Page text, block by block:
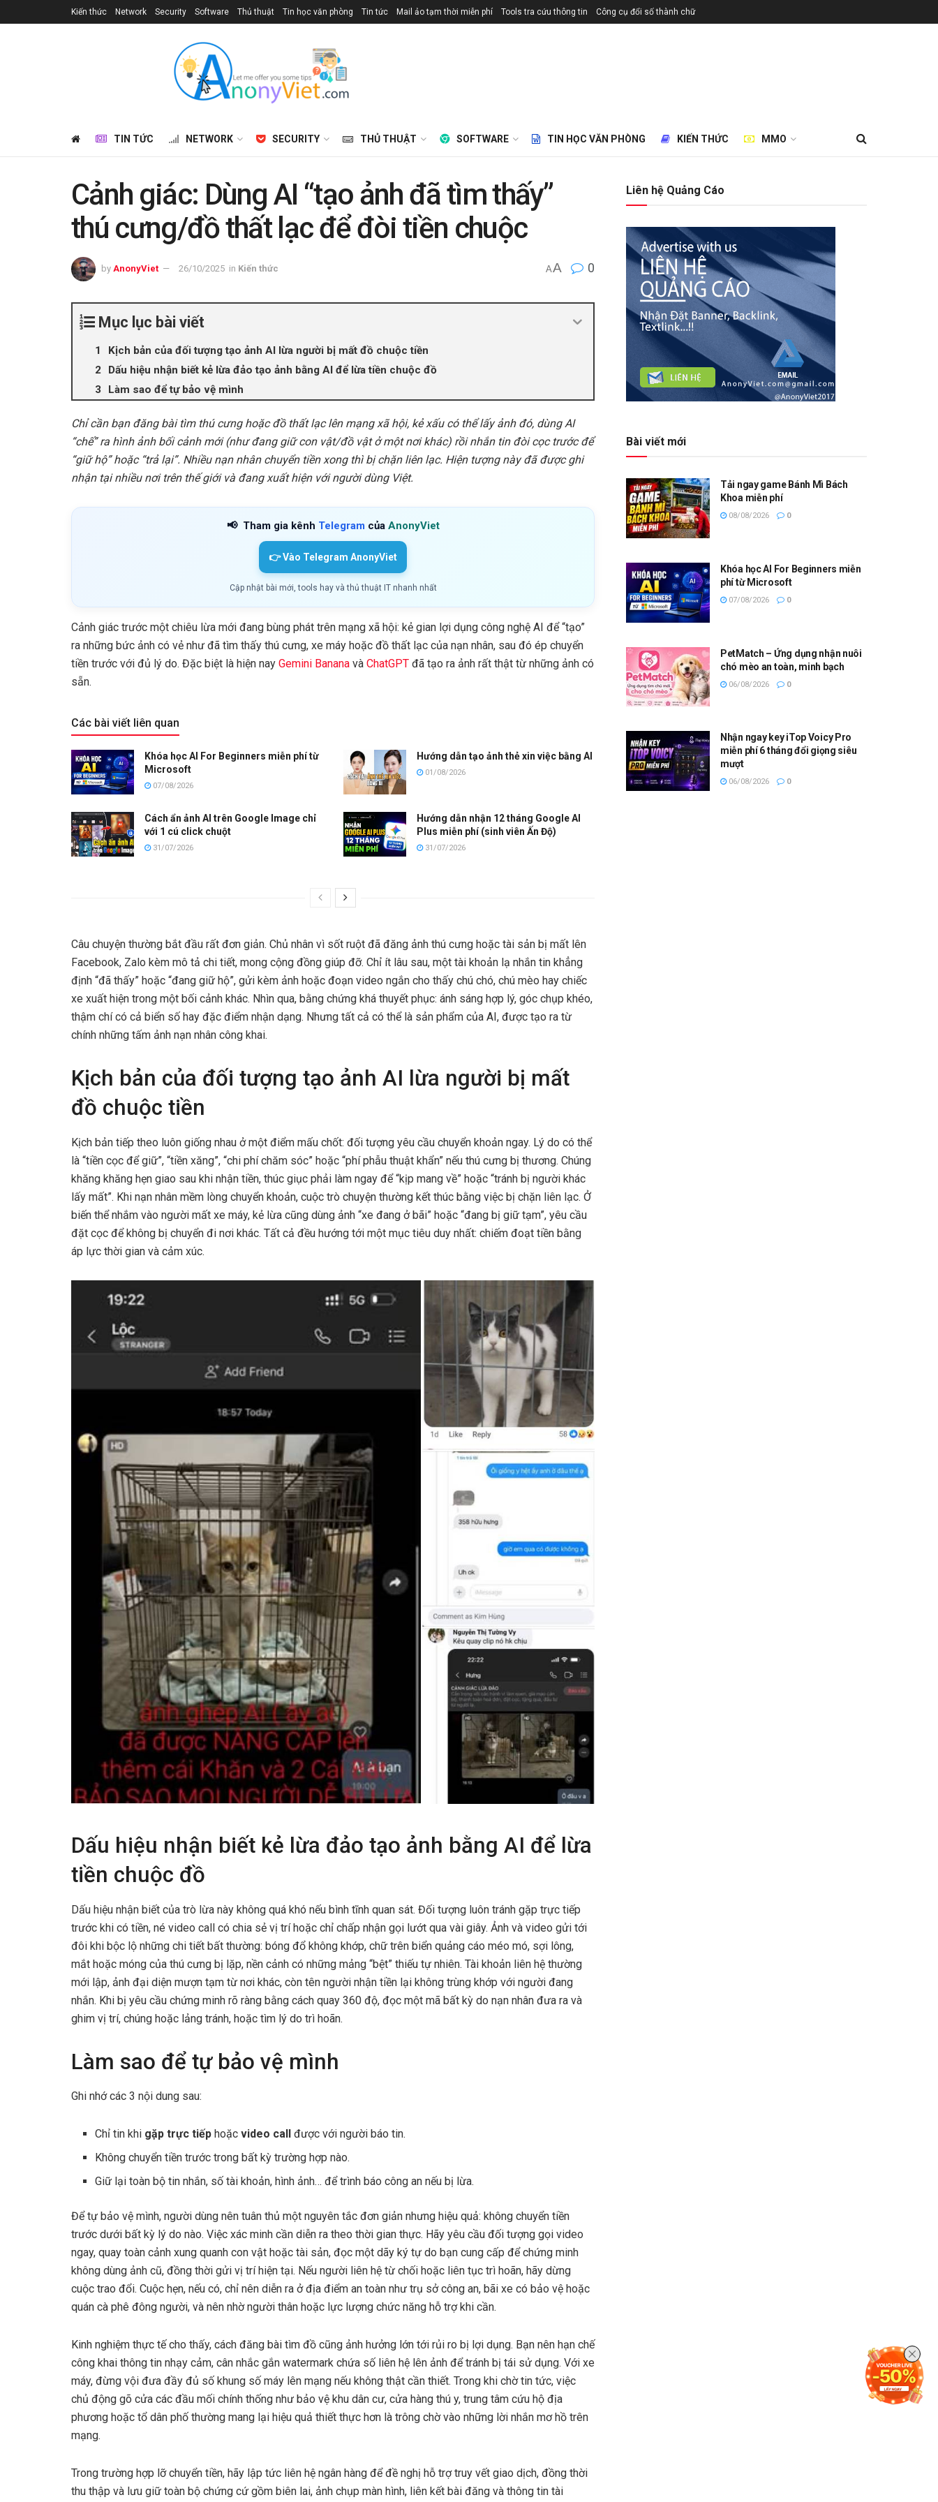
Kiến thức Network Security Software Thủ thuật Tin học văn phòng Tin tức Mail ảo tạm thời miễn phí Tools tra cứu thông tin Công cụ đổi số thành chữ
TIN TỨC NETWORK SECURITY THỦ THUẬT SOFTWARE TIN HỌC VĂN PHÒNG KIẾN THỨC MMO
Cảnh giác: Dùng AI “tạo ảnh đã tìm thấy”
thú cưng/đồ thất lạc để đòi tiền chuộc
by AnonyViet 26/10/2025 in Kiến thức AA 0
Mục lục bài viết
Kịch bản của đối tượng tạo ảnh AI lừa người bị mất đồ chuộc tiền
Dấu hiệu nhận biết kẻ lừa đảo tạo ảnh bằng AI để lừa tiền chuộc đồ
Làm sao để tự bảo vệ mình
Chỉ cần bạn đăng bài tìm thú cưng hoặc đồ thất lạc lên mạng xã hội, kẻ xấu có thể lấy ảnh đó, dùng AI
“chế” ra hình ảnh bối cảnh mới (như đang giữ con vật/đồ vật ở một nơi khác) rồi nhắn tin đòi cọc trước để
“giữ hộ” hoặc “trả lại”. Nhiều nạn nhân chuyển tiền xong thì bị chặn liên lạc. Hiện tượng này đã được ghi
nhận tại nhiều nơi trên thế giới và đang xuất hiện với người dùng Việt.
📢 Tham gia kênh Telegram của AnonyViet
👉 Vào Telegram AnonyViet
Cập nhật bài mới, tools hay và thủ thuật IT nhanh nhất
Cảnh giác trước một chiêu lừa mới đang bùng phát trên mạng xã hội: kẻ gian lợi dụng công nghệ AI để “tạo”
ra những bức ảnh có vẻ như đã tìm thấy thú cưng, xe máy hoặc đồ thất lạc của nạn nhân, sau đó ép chuyển
tiền trước với đủ lý do. Đặc biệt là hiện nay Gemini Banana và ChatGPT đã tạo ra ảnh rất thật từ những ảnh có
sẵn.
Các bài viết liên quan
Khóa học AI For Beginners miễn phí từ
Microsoft
07/08/2026
Hướng dẫn tạo ảnh thẻ xin việc bằng AI
01/08/2026
Cách ẩn ảnh AI trên Google Image chỉ
với 1 cú click chuột
31/07/2026
Hướng dẫn nhận 12 tháng Google AI
Plus miễn phí (sinh viên Ấn Độ)
31/07/2026
Câu chuyện thường bắt đầu rất đơn giản. Chủ nhân vì sốt ruột đã đăng ảnh thú cưng hoặc tài sản bị mất lên
Facebook, Zalo kèm mô tả chi tiết, mong cộng đồng giúp đỡ. Chỉ ít lâu sau, một tài khoản lạ nhắn tin khẳng
định “đã thấy” hoặc “đang giữ hộ”, gửi kèm ảnh hoặc đoạn video ngắn cho thấy chú chó, chú mèo hay chiếc
xe xuất hiện trong một bối cảnh khác. Nhìn qua, bằng chứng khá thuyết phục: ánh sáng hợp lý, góc chụp khéo,
thậm chí có cả biển số hay đặc điểm nhận dạng. Nhưng tất cả có thể là sản phẩm của AI, được tạo ra từ
chính những tấm ảnh nạn nhân công khai.
Kịch bản của đối tượng tạo ảnh AI lừa người bị mất
đồ chuộc tiền
Kịch bản tiếp theo luôn giống nhau ở một điểm mấu chốt: đối tượng yêu cầu chuyển khoản ngay. Lý do có thể
là “tiền cọc để giữ”, “tiền xăng”, “chi phí chăm sóc” hoặc “phí phẫu thuật khẩn” nếu thú cưng bị thương. Chúng
khăng khăng hẹn giao sau khi nhận tiền, thúc giục phải làm ngay để “kịp mang về” hoặc “tránh bị người khác
lấy mất”. Khi nạn nhân mềm lòng chuyển khoản, cuộc trò chuyện thường kết thúc bằng việc bị chặn liên lạc. Ở
biến thể nhắm vào người mất xe máy, kẻ lừa cũng dùng ảnh “xe đang ở bãi” hoặc “đang bị giữ tạm”, yêu cầu
đặt cọc để không bị chuyển đi nơi khác. Tất cả đều hướng tới một mục tiêu duy nhất: chiếm đoạt tiền bằng
áp lực thời gian và cảm xúc.
Dấu hiệu nhận biết kẻ lừa đảo tạo ảnh bằng AI để lừa
tiền chuộc đồ
Dấu hiệu nhận biết của trò lừa này không quá khó nếu bình tĩnh quan sát. Đối tượng luôn tránh gặp trực tiếp
trước khi có tiền, né video call có chia sẻ vị trí hoặc chỉ chấp nhận gọi lướt qua vài giây. Ảnh và video gửi tới
đôi khi bộc lộ những chi tiết bất thường: bóng đổ không khớp, chữ trên biển quảng cáo méo mó, sợi lông,
mắt hoặc móng của thú cưng bị lặp, nền cảnh có những mảng “bệt” thiếu tự nhiên. Tài khoản liên hệ thường
mới lập, ảnh đại diện mượn tạm từ nơi khác, còn tên người nhận tiền lại không trùng khớp với người đang
nhắn. Khi bị yêu cầu chứng minh rõ ràng bằng cách quay 360 độ, đọc một mã bất kỳ do nạn nhân đưa ra và
ghim vị trí, chúng hoặc lảng tránh, hoặc tìm lý do trì hoãn.
Làm sao để tự bảo vệ mình
Ghi nhớ các 3 nội dung sau:
Chỉ tin khi gặp trực tiếp hoặc video callđược với người báo tin.
Không chuyển tiền trước trong bất kỳ trường hợp nào.
Giữ lại toàn bộ tin nhắn, số tài khoản, hình ảnh… để trình báo công an nếu bị lừa.
Để tự bảo vệ mình, người dùng nên tuân thủ một nguyên tắc đơn giản nhưng hiệu quả: không chuyển tiền
trước dưới bất kỳ lý do nào. Việc xác minh cần diễn ra theo thời gian thực. Hãy yêu cầu đối tượng gọi video
ngay, quay toàn cảnh xung quanh con vật hoặc tài sản, đọc một dãy ký tự do bạn cung cấp để chứng minh
không dùng ảnh cũ, đồng thời gửi vị trí hiện tại. Nếu người liên hệ từ chối hoặc liên tục trì hoãn, hãy dừng
cuộc trao đổi. Cuộc hẹn, nếu có, chỉ nên diễn ra ở địa điểm an toàn như trụ sở công an, bãi xe có bảo vệ hoặc
quán cà phê đông người, và nên nhờ người thân hoặc lực lượng chức năng hỗ trợ khi cần.
Kinh nghiệm thực tế cho thấy, cách đăng bài tìm đồ cũng ảnh hưởng lớn tới rủi ro bị lợi dụng. Bạn nên hạn chế
công khai thông tin nhạy cảm, cân nhắc gắn watermark chứa số liên hệ lên ảnh để tránh bị tái sử dụng. Với xe
máy, đừng vội đưa đầy đủ số khung số máy lên mạng nếu không thật cần thiết. Trong khi chờ tin tức, việc
chủ động gõ cửa các đầu mối chính thống như bảo vệ khu dân cư, cửa hàng thú y, trung tâm cứu hộ địa
phương hoặc tổ dân phố thường mang lại hiệu quả thiết thực hơn là trông chờ vào những lời nhắn mơ hồ trên
mạng.
Trong trường hợp lỡ chuyển tiền, hãy lập tức liên hệ ngân hàng để đề nghị hỗ trợ truy vết giao dịch, đồng thời
thu thập và lưu giữ toàn bộ chứng cứ gồm biên lai, ảnh chụp màn hình, liên kết bài đăng và thông tin tài
Liên hệ Quảng Cáo
Bài viết mới
Tải ngay game Bánh Mì Bách
Khoa miễn phí
08/08/2026 0
Khóa học AI For Beginners miễn
phí từ Microsoft
07/08/2026 0
PetMatch – Ứng dụng nhận nuôi
chó mèo an toàn, minh bạch
06/08/2026 0
Nhận ngay key iTop Voicy Pro
miễn phí 6 tháng đổi giọng siêu
mượt
06/08/2026 0